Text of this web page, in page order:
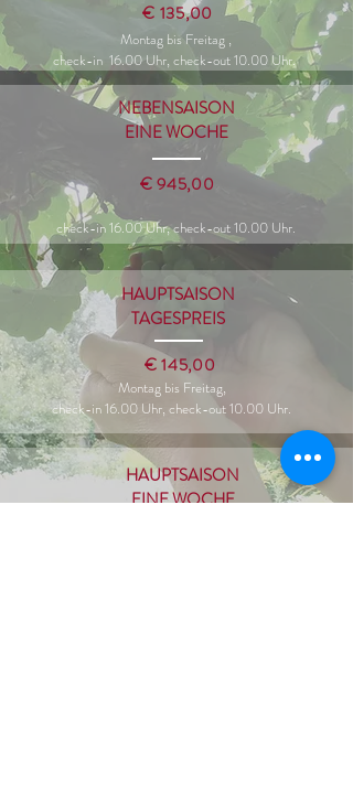
€ 135,00
Montag bis Freitag ,
check-in 16.00 Uhr, check-out 10.00 Uhr.
NEBENSAISON
EINE WOCHE
€ 945,00
check-in 16.00 Uhr, check-out 10.00 Uhr.
HAUPTSAISON
TAGESPREIS
€ 145,00
Montag bis Freitag,
check-in 16.00 Uhr, check-out 10.00 Uhr.
HAUPTSAISON
EINE WOCHE